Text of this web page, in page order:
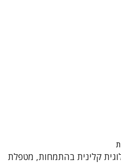
קלינית בהתמחות, מטפלת